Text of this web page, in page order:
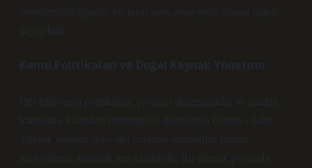
değerlendirildiğinde, bir taşın satın alma gücü zaman içinde
değişebilir.
Kamu Politikaları ve Doğal Kaynak Yönetimi
Devletin vergi politikaları, çevresel düzenlemeler ve maden
kanunları, kalsedon üretimini ve dolayısıyla fiyatını etkiler.
Yüksek vergiler veya sıkı çevresel standartlar, üretim
maliyetlerini artırarak arzı azaltabilir. Bu durum, piyasada